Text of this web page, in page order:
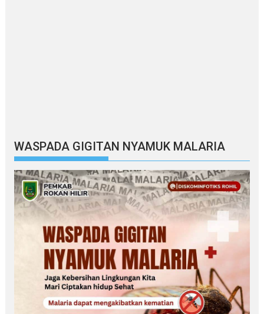
WASPADA GIGITAN NYAMUK MALARIA